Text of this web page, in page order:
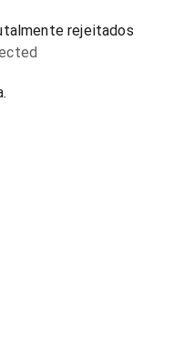
rejeitados